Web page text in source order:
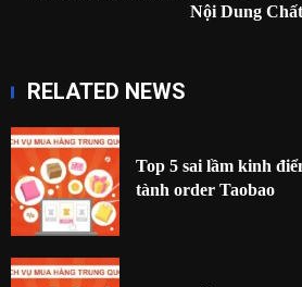
Nội Dung
RELATED NEWS
Top 5 sai lầm kinh
tành order Taobao